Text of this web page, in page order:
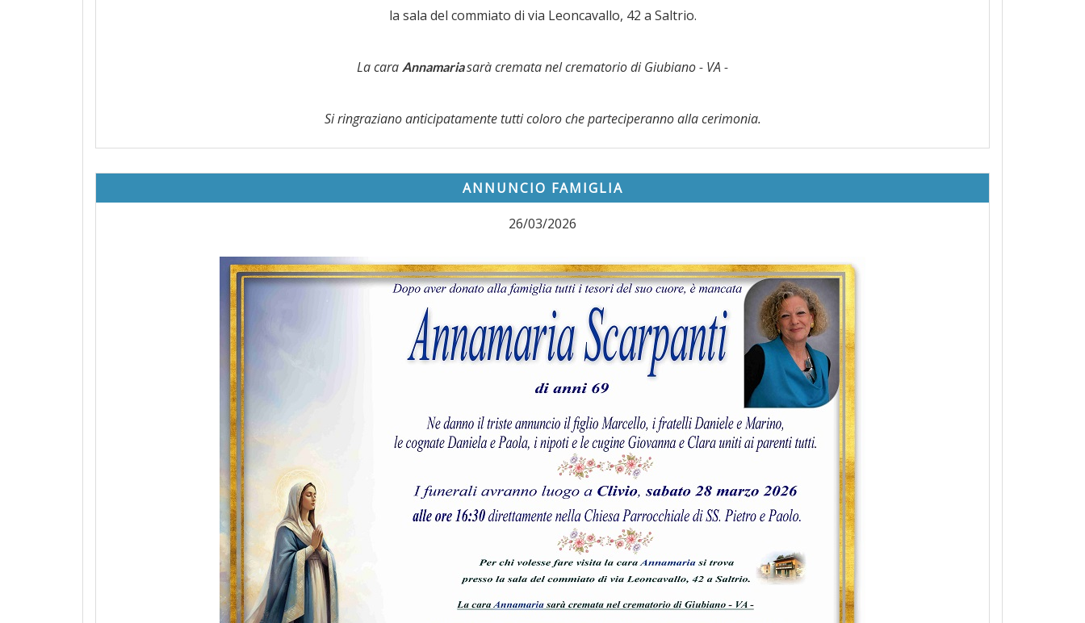
la sala del commiato di via Leoncavallo, 42 a Saltrio.
La cara Annamariasarà cremata nel crematorio di Giubiano - VA -
Si ringraziano anticipatamente tutti coloro che parteciperanno alla cerimonia.
ANNUNCIO FAMIGLIA
26/03/2026